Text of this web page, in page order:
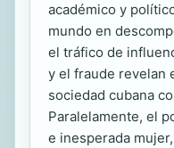
académico y
mundo en
el tráfico de
y el fraude revelan
sociedad cubana
Paralelamente, el
e inesperada